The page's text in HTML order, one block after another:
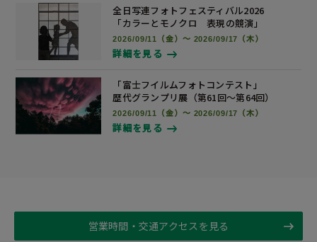
全日写連フォトフェスティバル2026
「カラーとモノクロ 表現の競演」
2026/09/11（金）～ 2026/09/17（木）
詳細を見る
「富士フイルムフォトコンテスト」
歴代グランプリ展 （第61回～第64回）
2026/09/11（金）～ 2026/09/17（木）
詳細を見る
営業時間・交通アクセスを見る